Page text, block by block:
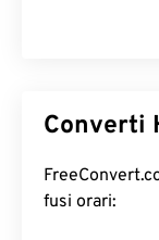
Converti
fusi orari: